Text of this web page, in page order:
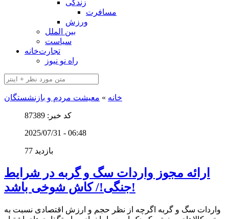
زندگی
مسافرت
ورزش
بین الملل
سیاست
تجارت‌خانه
راه نو نیوز
خانه » معیشت مردم و بازنشستگان
کد خبر: 87389
2025/07/31 - 06:48
77 بازدید
ارائه مجوز واردات سگ و گربه در شرایط
جنگی!/ کاش شوخی باشد!
واردات سگ و گربه اگرچه از نظر حجم و ارزش اقتصادی نسبت به